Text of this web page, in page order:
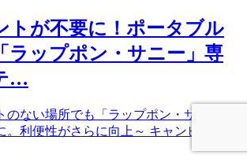
トが不要に！ポータブル
ラップポン・サニー」専
…
のない場所でも「ラップポン・サニー」
。利便性がさらに向上～ キャンピングカ